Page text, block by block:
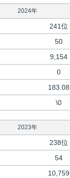
2024年
241位
50
9,154
0
183.08
\0
2023年
238位
54
10,759